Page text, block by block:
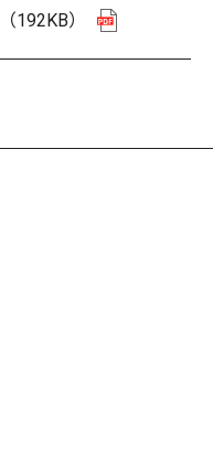
（192KB）